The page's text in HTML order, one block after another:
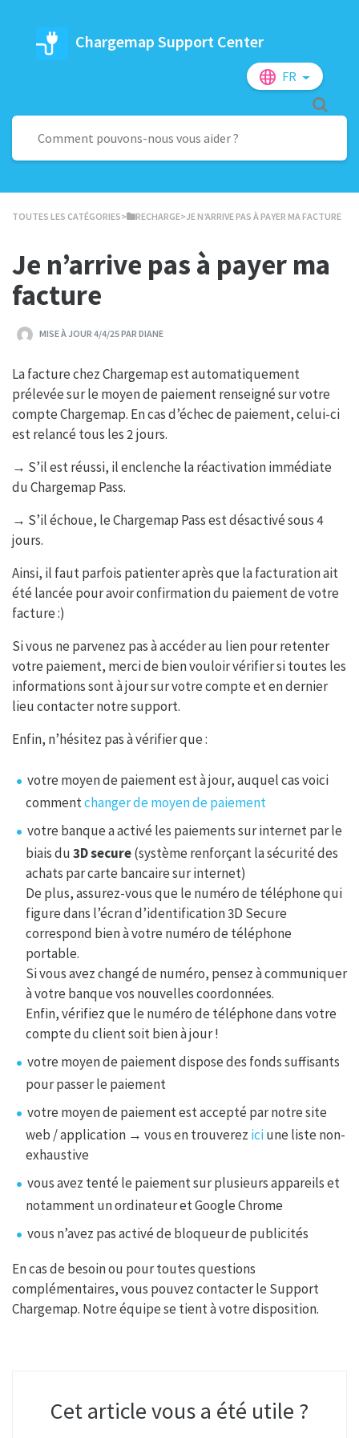
Chargemap Support Center
FR
TOUTES LES CATÉGORIES​>​ ​RECHARGE​>​ JE N’ARRIVE PAS À PAYER MA FACTURE
Je n’arrive pas à payer ma
facture
MISE À JOUR 4/4/25 PAR DIANE
La facture chez Chargemap est automatiquement
prélevée sur le moyen de paiement renseigné sur votre
compte Chargemap. En cas d’échec de paiement, celui-ci
est relancé tous les 2 jours.
→ S’il est réussi, il enclenche la réactivation immédiate
du Chargemap Pass.
→ S’il échoue, le Chargemap Pass est désactivé sous 4
jours.
Ainsi, il faut parfois patienter après que la facturation ait
été lancée pour avoir confirmation du paiement de votre
facture :)
Si vous ne parvenez pas à accéder au lien pour retenter
votre paiement, merci de bien vouloir vérifier si toutes les
informations sont à jour sur votre compte et en dernier
lieu contacter notre support.
Enfin, n’hésitez pas à vérifier que :
votre moyen de paiement est à jour, auquel cas voici
commentchanger de moyen de paiement
votre banque a activé les paiements sur internet par le
biais du3D secure(système renforçant la sécurité des
achats par carte bancaire sur internet)
De plus, assurez-vous que le numéro de téléphone qui
figure dans l’écran d’identification 3D Secure
correspond bien à votre numéro de téléphone
portable.
Si vous avez changé de numéro, pensez à communiquer
à votre banque vos nouvelles coordonnées.
Enfin, vérifiez que le numéro de téléphone dans votre
compte du client soit bien à jour !
votre moyen de paiement dispose des fonds suffisants
pour passer le paiement
votre moyen de paiement est accepté par notre site
web / application → vous en trouverez iciune liste non-
exhaustive
vous avez tenté le paiement sur plusieurs appareils et
notamment un ordinateur et Google Chrome
vous n’avez pas activé de bloqueur de publicités
En cas de besoin ou pour toutes questions
complémentaires, vous pouvez contacter le Support
Chargemap. Notre équipe se tient à votre disposition.
Cet article vous a été utile ?